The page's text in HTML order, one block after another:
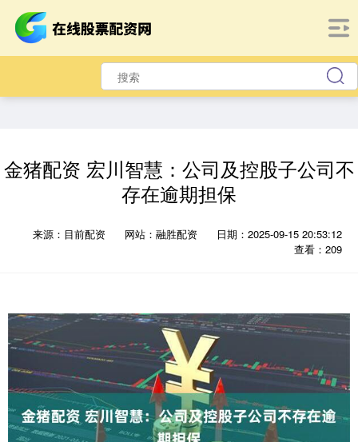
金猪配资 宏川智慧：公司及控股子公司不
存在逾期担保
来源：目前配资 网站：融胜配资
日期：2025-09-15 20:53:12
查看：209